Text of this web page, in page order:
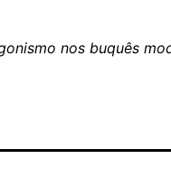
nos buquês